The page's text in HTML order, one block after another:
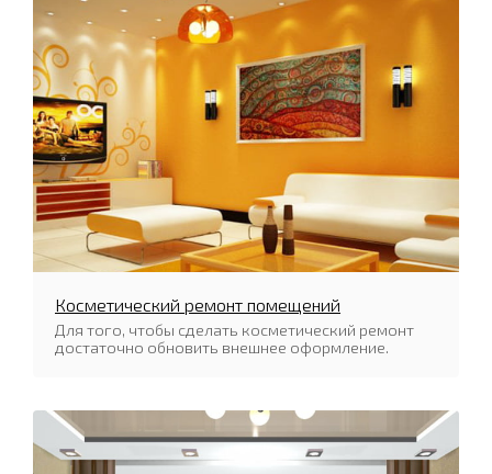
Косметический ремонт помещений
Для того, чтобы сделать косметический ремонт
достаточно обновить внешнее оформление.